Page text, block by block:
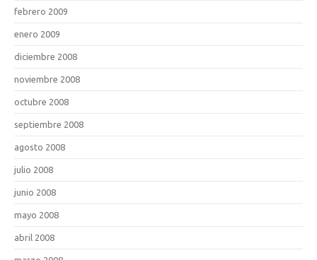
febrero 2009
enero 2009
diciembre 2008
noviembre 2008
octubre 2008
septiembre 2008
agosto 2008
julio 2008
junio 2008
mayo 2008
abril 2008